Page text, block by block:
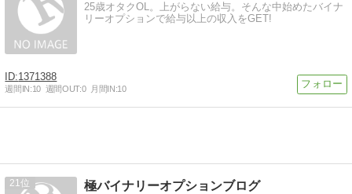
25歳オタクOL。上がらない給与。そんな中始めたバイナ
リーオプションで給与以上の収入をGET!
1371388
週間IN:10 週間OUT:0 月間IN:10
21 極バイナリーオプションブログ